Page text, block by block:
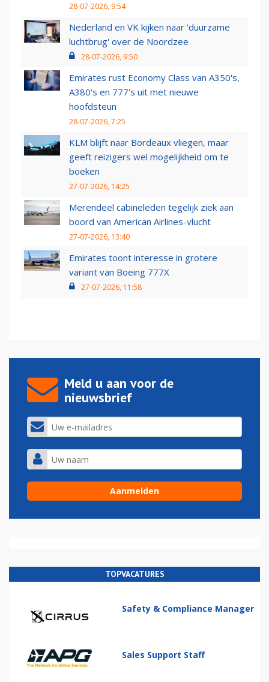
28-07-2026, 9:54
Nederland en VK kijken naar 'duurzame
luchtbrug' over de Noordzee
28-07-2026, 9:50
Emirates rust Economy Class van A350's,
A380's en 777's uit met nieuwe
hoofdsteun
28-07-2026, 7:25
KLM blijft naar Bordeaux vliegen, maar
geeft reizigers wel mogelijkheid om te
boeken
27-07-2026, 14:25
Merendeel cabineleden tegelijk ziek aan
boord van American Airlines-vlucht
27-07-2026, 13:40
Emirates toont interesse in grotere
variant van Boeing 777X
27-07-2026, 11:58
Meld u aan voor de
nieuwsbrief
TOPVACATURES
Safety & Compliance Manager
Sales Support Staff